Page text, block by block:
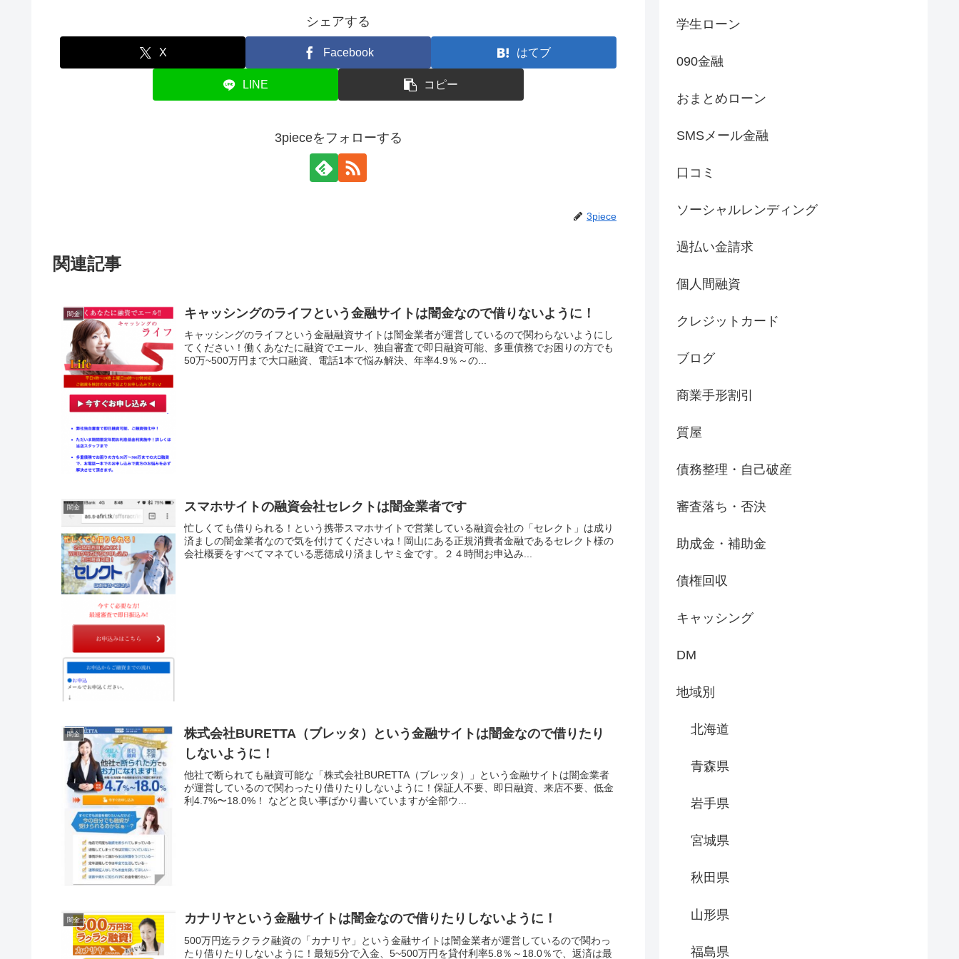
シェアする
X Facebook はてブ
LINE コピー
3pieceをフォローする
3piece
関連記事
闇金 キャッシングのライフという金融サイトは闇金なので借りないように！
キャッシングのライフという金融融資サイトは闇金業者が運営しているので関わらないようにし
てください！働くあなたに融資でエール、独自審査で即日融資可能、多重債務でお困りの方でも
50万~500万円まで大口融資、電話1本で悩み解決、年率4.9％～の...
闇金 スマホサイトの融資会社セレクトは闇金業者です
忙しくても借りられる！という携帯スマホサイトで営業している融資会社の「セレクト」は成り
済ましの闇金業者なので気を付けてくださいね！岡山にある正規消費者金融であるセレクト様の
会社概要をすべてマネている悪徳成り済ましヤミ金です。２４時間お申込み...
闇金
株式会社BURETTA（ブレッタ）という金融サイトは闇金なので借りたり
しないように！
他社で断られても融資可能な「株式会社BURETTA（ブレッタ）」という金融サイトは闇金業者
が運営しているので関わったり借りたりしないように！保証人不要、即日融資、来店不要、低金
利4.7%〜18.0%！ などと良い事ばかり書いていますが全部ウ...
闇金 カナリヤという金融サイトは闇金なので借りたりしないように！
500万円迄ラクラク融資の「カナリヤ」という金融サイトは闇金業者が運営しているので関わっ
たり借りたりしないように！最短5分で入金、5~500万円を貸付利率5.8％～18.0％で、返済は最
学生ローン
090金融
おまとめローン
SMSメール金融
口コミ
ソーシャルレンディング
過払い金請求
個人間融資
クレジットカード
ブログ
商業手形割引
質屋
債務整理・自己破産
審査落ち・否決
助成金・補助金
債権回収
キャッシング
DM
地域別
北海道
青森県
岩手県
宮城県
秋田県
山形県
福島県